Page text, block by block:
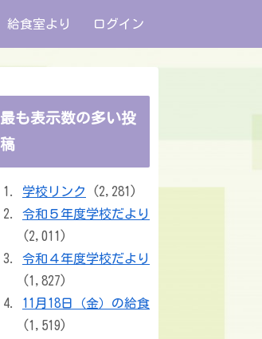
給食室より ログイン
最も表示数の多い投
稿
学校リンク
(2,281)
令和５年度学校だより
(2,011)
令和４年度学校だより
(1,827)
11月18日（金）の給食
(1,519)